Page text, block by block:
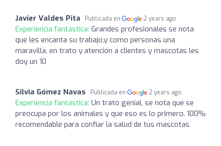
Javier Valdes Pita Publicada en 2 years ago
Experiencia fantástica: Grandes profesionales se nota
que les encanta su trabajo,y como personas una
maravilla, en trato y atención a clientes y mascotas les
doy un 10
Silvia Gómez Navas Publicada en 2 years ago
Experiencia fantástica: Un trato genial, se nota que se
preocupa por los animales y que eso es lo primero. 100%
recomendable para confiar la salud de tus mascotas